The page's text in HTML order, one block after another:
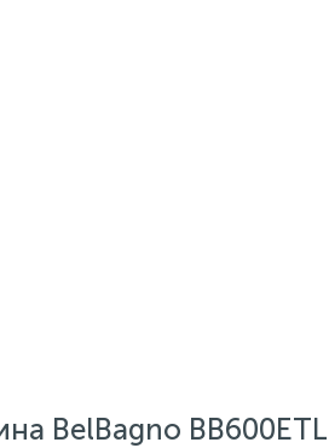
BelBagno BB600ETL